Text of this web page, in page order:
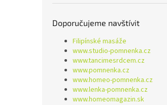
Doporučujeme navštívit
Filipínské masáže
www.studio-pomnenka.cz
www.tancimesrdcem.cz
www.pomnenka.cz
www.homeo-pomnenka.cz
www.lenka-pomnenka.cz
www.homeomagazin.sk